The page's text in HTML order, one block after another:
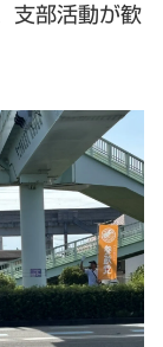
支部活動が歓